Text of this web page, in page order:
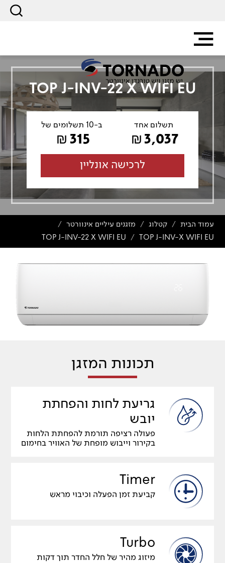
TOP J-INV-22 X WIFI EU
תשלום אחד
₪ 3,037
ב-10 תשלומים של
₪ 315
לרכישה אונליין
עמוד הבית / קטלוג / מזגנים עיליים אינוורטר /
TOP J-INV-X WIFI EU
/
TOP J-INV-22 X WIFI EU
תכונות המזגן
גריעת לחות והפחתת
יובש
פעולה רציפה תורמת להפחתת הלחות
בקירור וייבוש מופחת של האוויר בחימום
Timer
קביעת זמן הפעלה וכיבוי מראש
Turbo
מיזוג מהיר של חלל החדר תוך דקות